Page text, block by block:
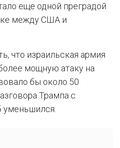
еще одной преградой
между США и
что израильская армия
мощную атаку на
бы около 50
Трампа с
уменьшился.